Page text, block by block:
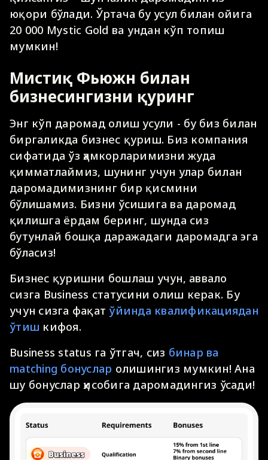
юқори бўлади. Ўртача бу усул билан ойига
20 000 Mystic Gold ва ундан кўп топиш
мумкин!
Мистиқ Фьюжн билан
бизнесингизни қуринг
Энг кўп даромад олиш усули - бу биз билан
биргаликда бизнес қуриш. Биз компания
сифатида ўз ҳамкорларимизни жуда
қимматлаймиз, шунинг учун улар билан
даромадимизнинг бир қисмини
бўлишамиз. Бизни ўсишига ва даромад
қилишга ёрдам беринг, шунда сиз
бутунлай бошқа даражадаги даромадга эга
бўласиз!
Бизнес қуришни бошлаш учун, аввало
сизга Business статусини олиш керак. Бу
учун сизга фақатўйинда квалификациядан
ўтиш кифоя.
Business status га ўтгач, сиз бинар ва
matching бонуслар олишингиз мумкин! Ана
шу бонуслар ҳисобига даромадингиз ўсади!